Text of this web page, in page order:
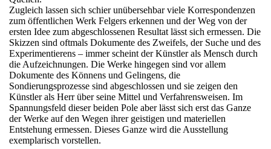
Zugleich lassen sich schier unübersehbar viele Korrespondenzen
zum öffentlichen Werk Felgers erkennen und der Weg von der
ersten Idee zum abgeschlossenen Resultat lässt sich ermessen. Die
Skizzen sind oftmals Dokumente des Zweifels, der Suche und des
Experimentierens – immer scheint der Künstler als Mensch durch
die Aufzeichnungen. Die Werke hingegen sind vor allem
Dokumente des Könnens und Gelingens, die
Sondierungsprozesse sind abgeschlossen und sie zeigen den
Künstler als Herr über seine Mittel und Verfahrensweisen. Im
Spannungsfeld dieser beiden Pole aber lässt sich erst das Ganze
der Werke auf den Wegen ihrer geistigen und materiellen
Entstehung ermessen. Dieses Ganze wird die Ausstellung
exemplarisch vorstellen.